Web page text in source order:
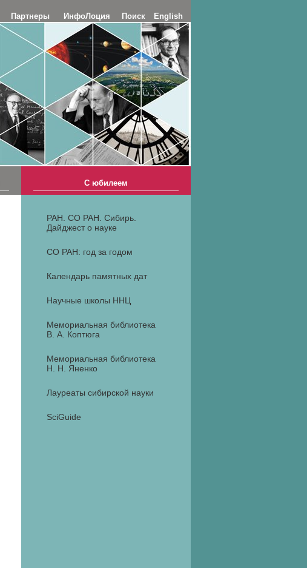
Партнеры ИнфоЛоция Поиск English
С юбилеем
РАН. СО РАН. Сибирь.
Дайджест о науке
СО РАН: год за годом
Календарь памятных дат
Научные школы ННЦ
Мемориальная библиотека
В. А. Коптюга
Мемориальная библиотека
Н. Н. Яненко
Лауреаты сибирской науки
SciGuide